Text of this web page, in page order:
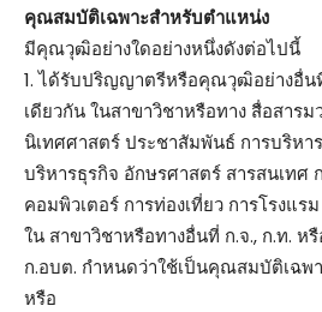
คุณสมบัติเฉพาะสำหรับตำแหน่ง
มีคุณวุฒิอย่างใดอย่างหนึ่งดังต่อไปนี้
1. ได้รับปริญญาตรีหรือคุณวุฒิอย่างอื่น
เดียวกัน ในสาขาวิชาหรือทาง สื่อสาร
นิเทศศาสตร์ ประชาสัมพันธ์ การบริหา
บริหารธุรกิจ อักษรศาสตร์ สารสนเทศ
คอมพิวเตอร์ การท่องเที่ยว การโรงแร
ใน สาขาวิชาหรือทางอื่นที่ ก.จ., ก.ท. ห
ก.อบต. กำหนดว่าใช้เป็นคุณสมบัติเฉพ
หรือ